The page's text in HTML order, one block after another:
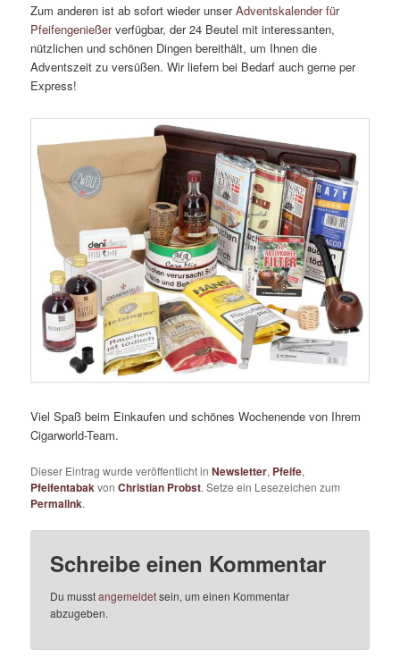
Zum anderen ist ab sofort wieder unserAdventskalender für
Pfeifengenießerverfügbar, der 24 Beutel mit interessanten,
nützlichen und schönen Dingen bereithält, um Ihnen die
Adventszeit zu versüßen. Wir liefern bei Bedarf auch gerne per
Express!
Viel Spaß beim Einkaufen und schönes Wochenende von Ihrem
Cigarworld-Team.
Dieser Eintrag wurde veröffentlicht inNewsletter, Pfeife,
PfeifentabakvonChristian Probst. Setze ein Lesezeichen zum
Permalink.
Schreibe einen Kommentar
Du musstangemeldetsein, um einen Kommentar
abzugeben.